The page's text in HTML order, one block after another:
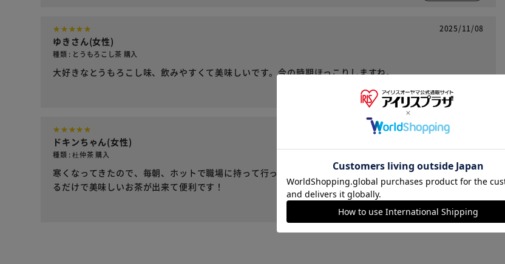
2025/11/08
ゆきさん(女性)
種類 : とうもろこし茶 購入
大好きなとうもろこし味、飲みやすくて美味しいです。今の時期ほっこりしますね。
役に立った
2025/10/31
ドキンちゃん(女性)
種類 : 杜仲茶 購入
寒くなってきたので、毎朝、ホットで職場に持って行ってます。ステンレスボトルに1パック、お湯を入れ
るだけで美味しいお茶が出来て便利です！
役に立った
※ご確認ください